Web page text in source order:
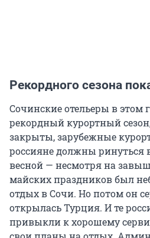
Рекордного сезона
Сочинские отельеры в этом
рекордный курортный
закрыты, зарубежные
россияне должны ринуться
весной — несмотря на
майских праздников был
отдых в Сочи. Но потом он
открылась Турция. И те
привыкли к хорошему